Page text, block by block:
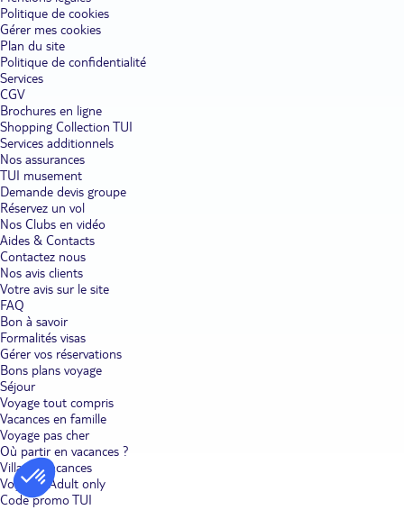
Politique de cookies
Gérer mes cookies
Plan du site
Politique de confidentialité
Services
CGV
Brochures en ligne
Shopping Collection TUI
Services additionnels
Nos assurances
TUI musement
Demande devis groupe
Réservez un vol
Nos Clubs en vidéo
Aides & Contacts
Contactez nous
Nos avis clients
Votre avis sur le site
FAQ
Bon à savoir
Formalités visas
Gérer vos réservations
Bons plans voyage
Séjour
Voyage tout compris
Vacances en famille
Voyage pas cher
Où partir en vacances ?
Villages vacances
Voyages Adult only
Code promo TUI